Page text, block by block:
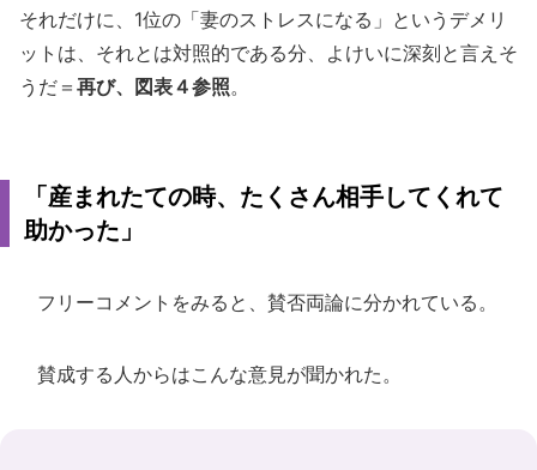
それだけに、1位の「妻のストレスになる」というデメリ
ットは、それとは対照的である分、よけいに深刻と言えそ
うだ＝ 再び、図表４参照。
「産まれたての時、たくさん相手してくれて
助かった」
フリーコメントをみると、賛否両論に分かれている。
賛成する人からはこんな意見が聞かれた。